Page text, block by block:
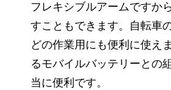
フレキシブルアームですか
すこともできます。自転車
どの作業用にも便利に使え
るモバイルバッテリーとの
当に便利です。